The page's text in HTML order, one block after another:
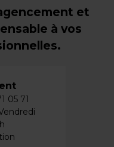
et
à vos
05 71